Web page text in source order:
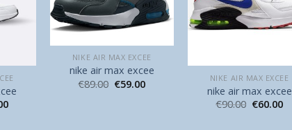
NIKE AIR MAX EXCEE
nike air max excee
€89.00 €59.00 NIKE AIR MAX EXCEE
nike air max excee
€90.00 €60.00